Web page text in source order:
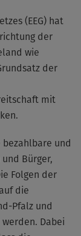
(EEG) hat
der
wie
der
mit
bezahlbare und
Bürger,
Folgen der
die
Pfalz und
Dabei